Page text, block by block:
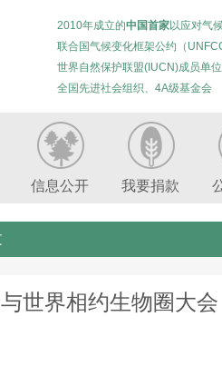
2010年成立的中国首家以应对气
联合国气候变化框架公约（
世界自然保护联盟(IUCN)成员单位
全国先进社会组织、4A级基金会
信息公开 我要捐款
世界相约生物圈大会